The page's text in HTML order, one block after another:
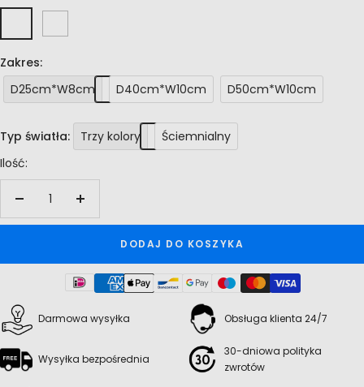
Zakres:
D25cm*W8cm
D40cm*W10cm D50cm*W10cm
Typ światła: Trzy kolory
Ściemnialny
Ilość:
Zwiększ
ilość
Zmniejsz
ilość
DODAJ DO KOSZYKA
Darmowa wysyłka Obsługa klienta 24/7
Wysyłka bezpośrednia
30-dniowa polityka
zwrotów